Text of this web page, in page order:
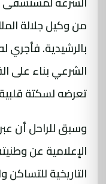
من وكيل جلالة
بالرشيدية.
الشرعي بناء على
تعرضه لسكتة
وسبق للراحل أن
الإعلامية عن
التاريخية للتساكن